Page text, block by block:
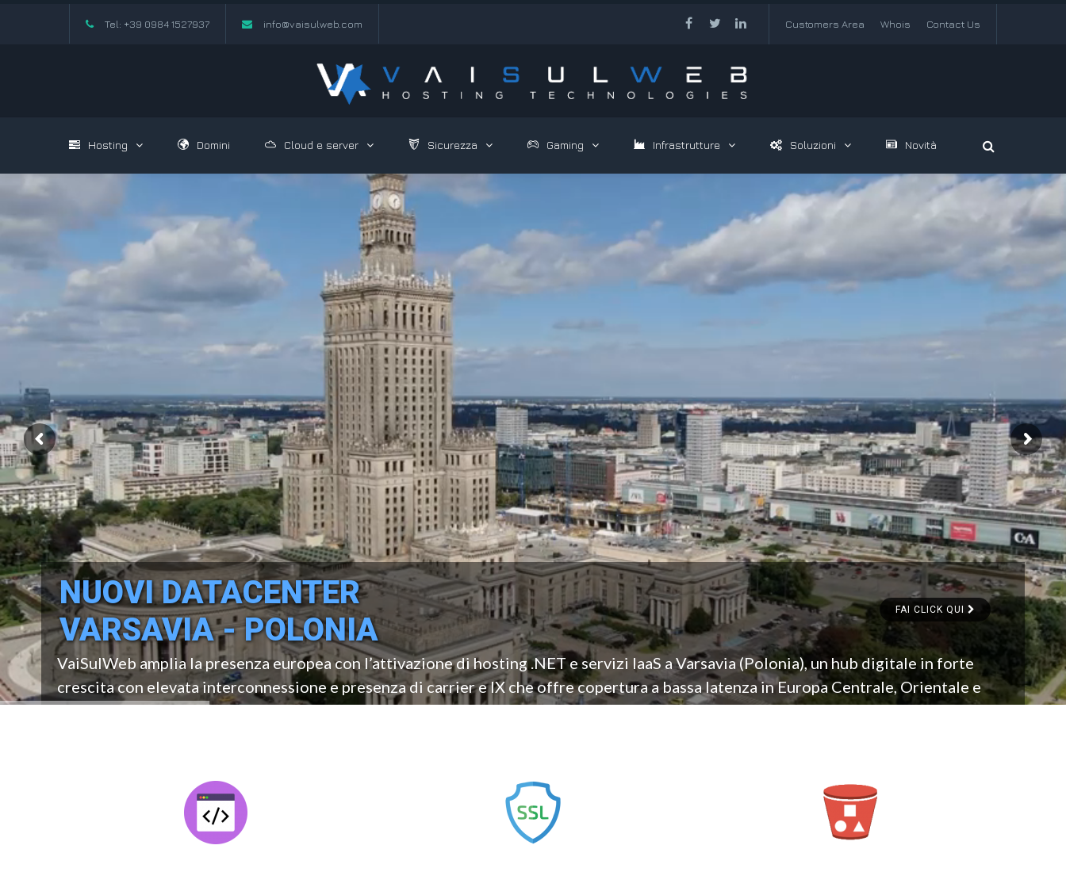
Tel: +39 0984 1527937 info@vaisulweb.com Customers Area Whois Contact Us
Hosting Domini Cloud e server Sicurezza Gaming Infrastrutture Soluzioni Novità
NUOVI DATACENTER
VARSAVIA - POLONIA
VaiSulWeb amplia la presenza europea con l’attivazione di hosting .NET e servizi IaaS a Varsavia (Polonia), un hub digitale in forte
crescita con elevata interconnessione e presenza di carrier e IX che offre copertura a bassa latenza in Europa Centrale, Orientale e
Occidentale.
FAI CLICK QUI